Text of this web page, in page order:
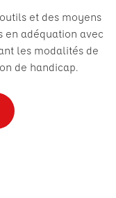
et des moyens
en adéquation avec
les modalités de
de handicap.